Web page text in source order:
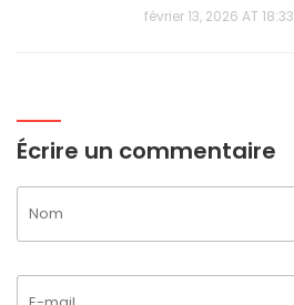
février 13, 2026 AT 18:33
Écrire un commentaire